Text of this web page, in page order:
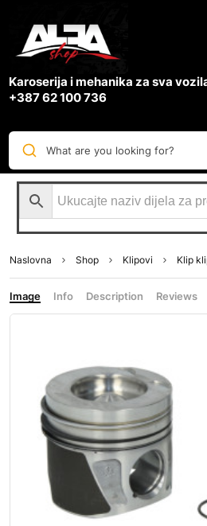
Karoserija i mehanika za sva
+387 62 100 736
What are you looking for?
Naslovna Shop Klipovi Klip
Image Info Description Reviews